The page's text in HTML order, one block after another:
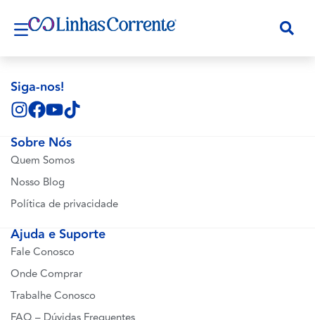
Sobre Nós
Quem Somos
Nosso Blog
Política de privacidade
Ajuda e Suporte
Fale Conosco
Onde Comprar
Trabalhe Conosco
Siga-nos!